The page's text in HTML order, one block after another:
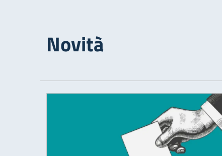
Novità